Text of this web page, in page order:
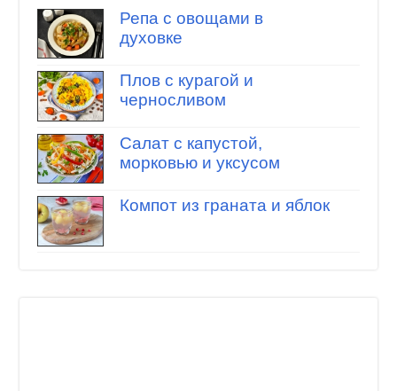
Репа с овощами в
духовке
Плов с курагой и
черносливом
Салат с капустой,
морковью и уксусом
Компот из граната и яблок